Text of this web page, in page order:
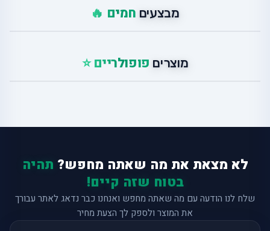
מבצעים חמים 🔥
מוצרים פופולריים ⭐
לא מצאת את מה שאתה מחפש? תהיה
בטוח שזה קיים!
שלח לנו הודעה עם מה שאתה מחפש ואנחנו כבר נדאג לאתר עבורך
את המוצר ולספק לך הצעת מחיר